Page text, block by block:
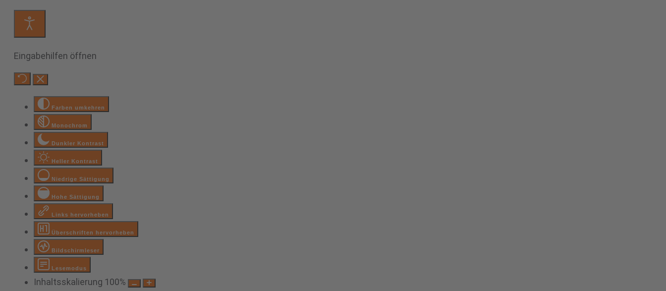
Eingabehilfen öffnen
Farben umkehren
Monochrom
Dunkler Kontrast
Heller Kontrast
Niedrige Sättigung
Hohe Sättigung
Links hervorheben
Überschriften hervorheben
Bildschirmleser
Lesemodus
Inhaltsskalierung 100%